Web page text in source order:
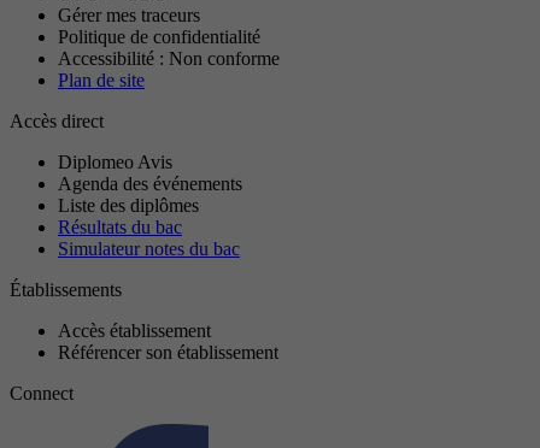
Gérer mes traceurs
Politique de confidentialité
Accessibilité : Non conforme
Plan de site
Accès direct
Diplomeo Avis
Agenda des événements
Liste des diplômes
Résultats du bac
Simulateur notes du bac
Établissements
Accès établissement
Référencer son établissement
Connect